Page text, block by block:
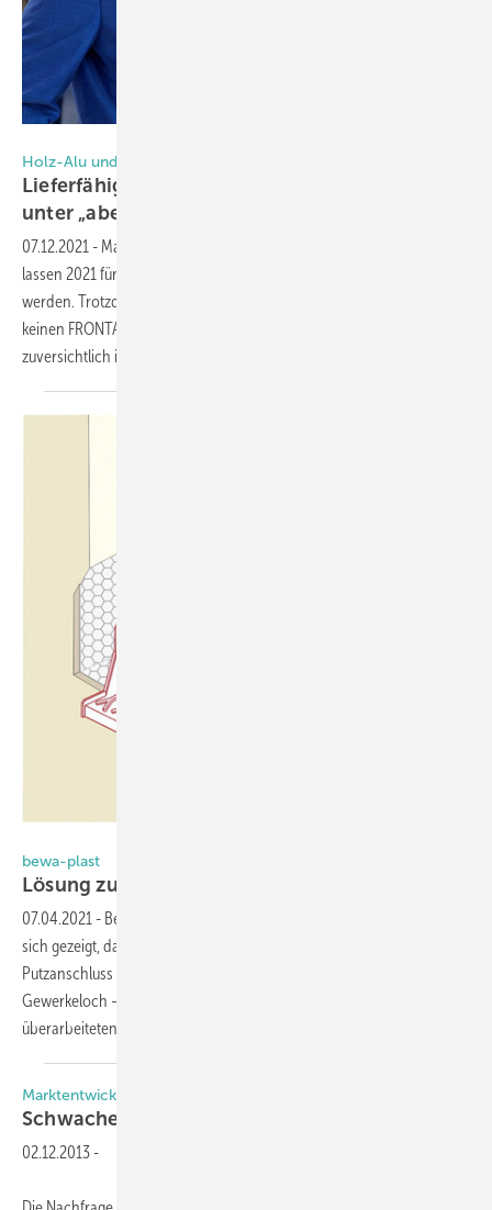
Holz-Alu und Metallfassaden Systemgeber Gutmann
Lieferfähigkeit von Aluminium-Produkten
unter „abenteuerlichen“ Bedingungen
07.12.2021 - Material- und Rohstoffengpässe mit gravierenden Folgen
lassen 2021 für Aluminium-Experte Gutmann zur Herausforderung
werden. Trotzdem plant Gutmann umfangreiche Investitionen, aber
keinen FRONTALE-Auftritt. Warum Gutmann-CEO Brinkmann
zuversichtlich ist.
bewa-plast
Lösung zur Abdichtung des
07.04.2021 - Bei vielen Schadensberichten in den letzten Jahren hat
sich gezeigt, dass der Schnittpunkt von Fenster, Fensterbank,
Putzanschluss und eventueller Führungsschiene – das sogenannte
Gewerkeloch – ein besonders hohes Schadenspotenzial besitzt. Im
überarbeiteten Montageleitfaden wird nun die
Marktentwicklung in Österreich
Schwacher Markt für
02.12.2013 -